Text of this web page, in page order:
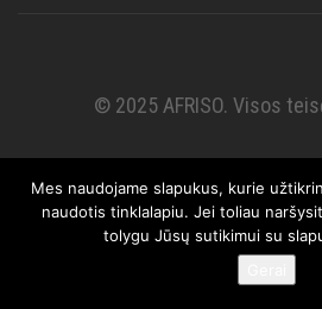
© 2025 AFRISO. Visos
Mes naudojame slapukus, kurie
naudotis tinklalapiu. Jei toliau
tolygu Jūsų sutikimui su